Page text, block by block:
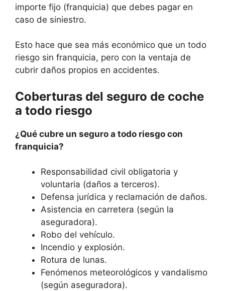
importe fijo (franquicia) que debes pagar en
caso de siniestro.
Esto hace que sea más económico que un todo
riesgo sin franquicia, pero con la ventaja de
cubrir daños propios en accidentes.
Coberturas del seguro de coche
a todo riesgo
¿Qué cubre un seguro a todo riesgo con
franquicia?
Responsabilidad civil obligatoria y
voluntaria (daños a terceros).
Defensa jurídica y reclamación de daños.
Asistencia en carretera (según la
aseguradora).
Robo del vehículo.
Incendio y explosión.
Rotura de lunas.
Fenómenos meteorológicos y vandalismo
(según aseguradora).